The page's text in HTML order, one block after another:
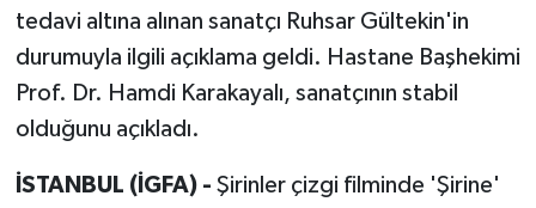
tedavi altına alınan sanatçı Ruhsar Gültekin'in
durumuyla ilgili açıklama geldi. Hastane Başhekimi
Prof. Dr. Hamdi Karakayalı, sanatçının stabil
olduğunu açıkladı.
İSTANBUL (İGFA) - Şirinler çizgi filminde 'Şirine'